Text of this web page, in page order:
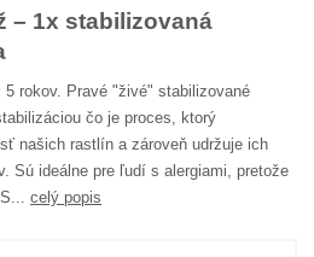
– 1x stabilizovaná
rokov. Pravé "živé" stabilizované
čo je proces, ktorý
našich rastlín a zároveň udržuje ich
Sú ideálne pre ľudí s alergiami, pretože
celý popis